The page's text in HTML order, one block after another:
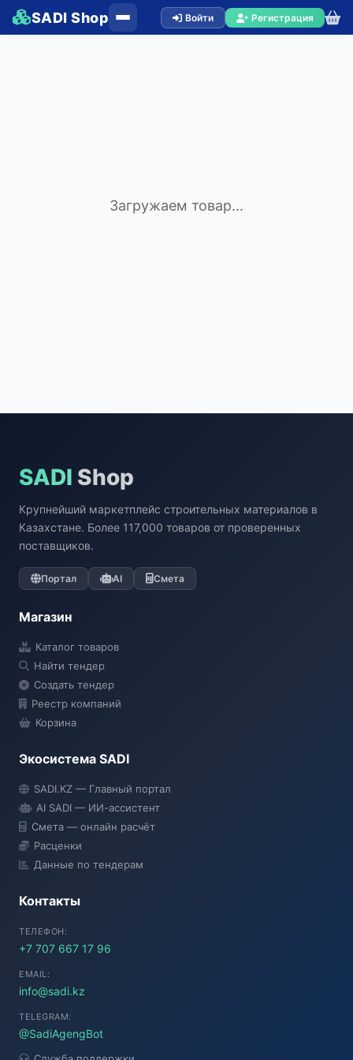
SADI Shop Войти Регистрация
Загружаем товар...
SADI Shop
Крупнейший маркетплейс строительных материалов в
Казахстане. Более 117,000 товаров от проверенных
поставщиков.
Портал AI Смета
Магазин
Каталог товаров
Найти тендер
Создать тендер
Реестр компаний
Корзина
Экосистема SADI
SADI.KZ — Главный портал
AI SADI — ИИ-ассистент
Смета — онлайн расчёт
Расценки
Данные по тендерам
Контакты
ТЕЛЕФОН:
+7 707 667 17 96
EMAIL:
info@sadi.kz
TELEGRAM:
@SadiAgengBot
● Подключение...